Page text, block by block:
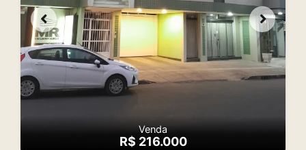
Venda
R$ 216.000